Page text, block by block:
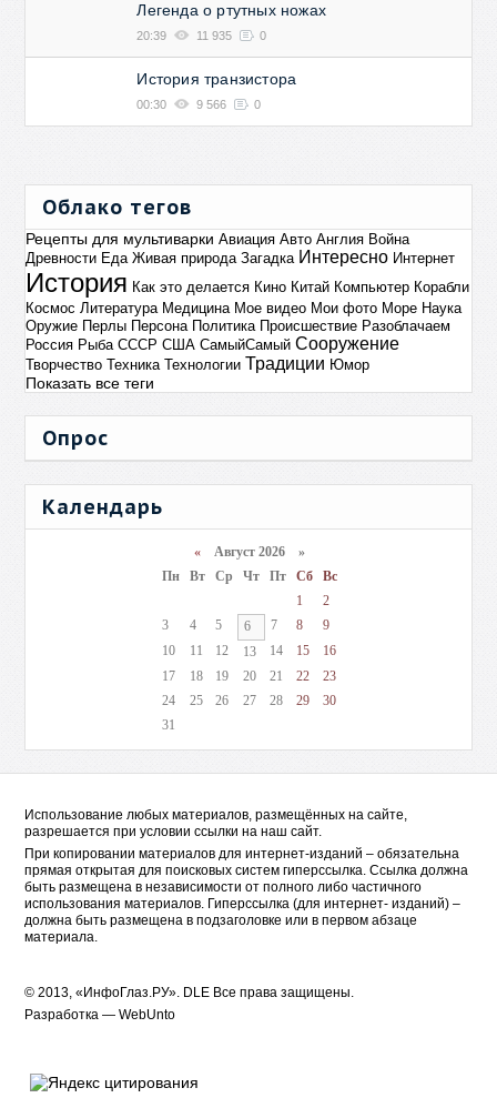
Легенда о ртутных ножах
20:39 11 935 0
История транзистора
00:30 9 566 0
Облако тегов
Рецепты для мультиварки Авиация Авто Англия Война
Древности Еда Живая природа Загадка Интересно Интернет
История Как это делается Кино Китай Компьютер Корабли
Космос Литература Медицина Мое видео Мои фото Море Наука
Оружие Перлы Персона Политика Происшествие Разоблачаем
Россия Рыба СССР США СамыйСамый Сооружение
Творчество Техника Технологии Традиции Юмор
Показать все теги
Опрос
Календарь
«Август 2026 »
Пн
Вт Ср Чт Пт Сб
Вс
1
2
3
4 5 6 7 8
9
10
11 12 13 14 15
16
17
18 19 20 21 22
23
24
25 26 27 28 29
30
31
Использование любых материалов, размещённых на сайте,
разрешается при условии ссылки на наш сайт.
При копировании материалов для интернет-изданий – обязательна
прямая открытая для поисковых систем гиперссылка. Ссылка должна
быть размещена в независимости от полного либо частичного
использования материалов. Гиперссылка (для интернет- изданий) –
должна быть размещена в подзаголовке или в первом абзаце
материала.
© 2013, «ИнфоГлаз.РУ». DLE Все права защищены.
Разработка —WebUnto